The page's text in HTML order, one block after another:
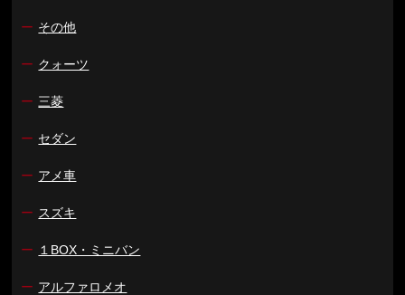
ー その他
ー クォーツ
ー 三菱
ー セダン
ー アメ車
ー スズキ
ー １BOX・ミニバン
ー アルファロメオ